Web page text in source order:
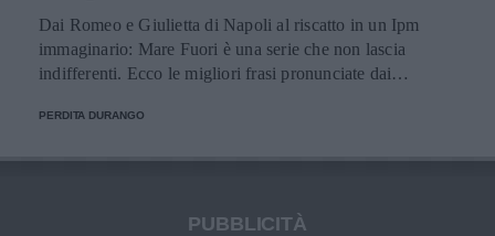
Dai Romeo e Giulietta di Napoli al riscatto in un Ipm
immaginario: Mare Fuori è una serie che non lascia
indifferenti. Ecco le migliori frasi pronunciate dai
PERDITA DURANGO
PUBBLICITÀ